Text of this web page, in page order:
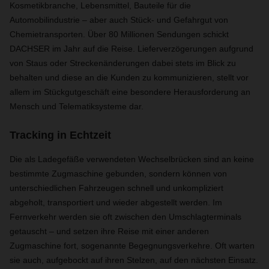
Kosmetikbranche, Lebensmittel, Bauteile für die
Automobilindustrie – aber auch Stück- und Gefahrgut von
Chemietransporten. Über 80 Millionen Sendungen schickt
DACHSER im Jahr auf die Reise. Lieferverzögerungen aufgrund
von Staus oder Streckenänderungen dabei stets im Blick zu
behalten und diese an die Kunden zu kommunizieren, stellt vor
allem im Stückgutgeschäft eine besondere Herausforderung an
Mensch und Telematiksysteme dar.
Tracking in Echtzeit
Die als Ladegefäße verwendeten Wechselbrücken sind an keine
bestimmte Zugmaschine gebunden, sondern können von
unterschiedlichen Fahrzeugen schnell und unkompliziert
abgeholt, transportiert und wieder abgestellt werden. Im
Fernverkehr werden sie oft zwischen den Umschlagterminals
getauscht – und setzen ihre Reise mit einer anderen
Zugmaschine fort, sogenannte Begegnungsverkehre. Oft warten
sie auch, aufgebockt auf ihren Stelzen, auf den nächsten Einsatz.